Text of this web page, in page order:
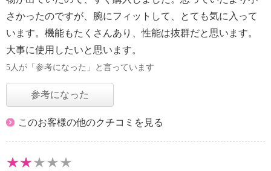
さかったのですが、腕にフィットして、とても気に入って
います。機能もたくさんあり、性能は抜群だと思います。
大事に使用したいと思います。
5人が「参考になった」と言っています
参考になった
このお客様の他のクチコミを見る